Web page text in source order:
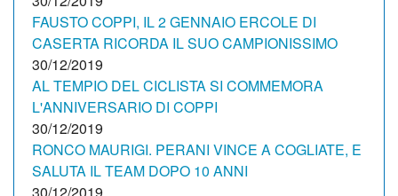
FAUSTO COPPI, IL 2 GENNAIO ERCOLE DI
CASERTA RICORDA IL SUO CAMPIONISSIMO
30/12/2019
AL TEMPIO DEL CICLISTA SI COMMEMORA
L'ANNIVERSARIO DI COPPI
30/12/2019
RONCO MAURIGI. PERANI VINCE A COGLIATE, E
SALUTA IL TEAM DOPO 10 ANNI